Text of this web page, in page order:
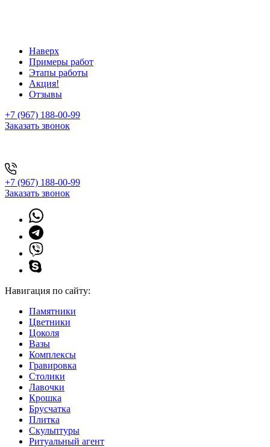
Наверх
Примеры работ
Этапы работы
Акция!
Отзывы
+7 (967) 188-00-99
Заказать звонок
+7 (967) 188-00-99
Заказать звонок
Навигация по сайту:
Памятники
Цветники
Цоколя
Вазы
Комплексы
Гравировка
Столики
Лавочки
Крошка
Брусчатка
Плитка
Скульптуры
Ритуальный агент